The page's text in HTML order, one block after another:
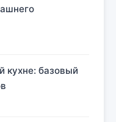
кухне: базовый